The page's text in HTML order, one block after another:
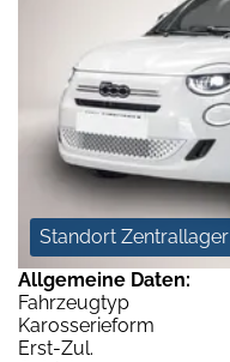
Standort Zentrallager
Allgemeine Daten:
Fahrzeugtyp
Karosserieform
Erst-Zul.